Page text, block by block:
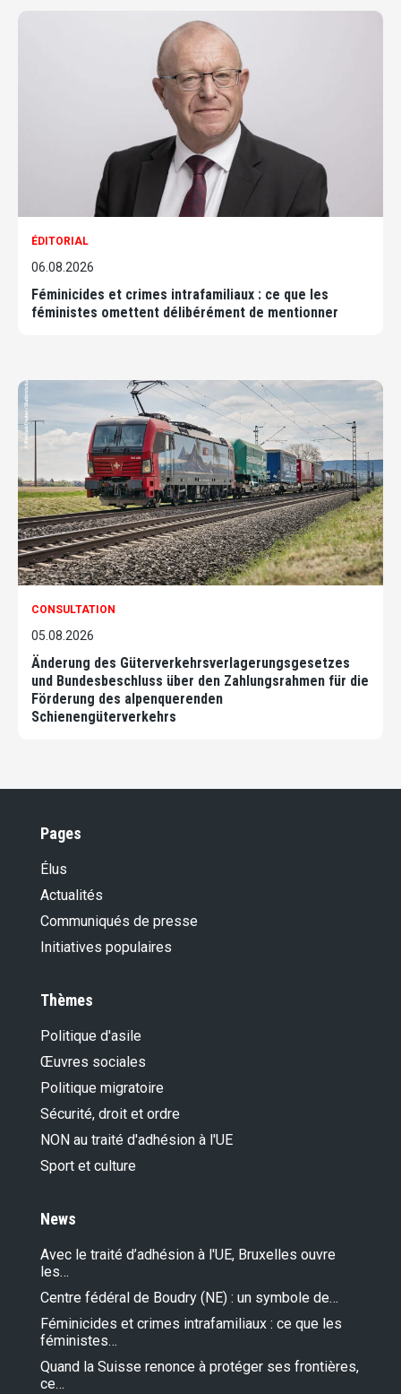
ÉDITORIAL
06.08.2026
Féminicides et crimes intrafamiliaux : ce que les
féministes omettent délibérément de mentionner
CONSULTATION
05.08.2026
Änderung des Güterverkehrsverlagerungsgesetzes
und Bundesbeschluss über den Zahlungsrahmen für die
Förderung des alpenquerenden
Schienengüterverkehrs
Pages
Élus
Actualités
Communiqués de presse
Initiatives populaires
Thèmes
Politique d'asile
Œuvres sociales
Politique migratoire
Sécurité, droit et ordre
NON au traité d'adhésion à l'UE
Sport et culture
News
Avec le traité d’adhésion à l'UE, Bruxelles ouvre
les…
Centre fédéral de Boudry (NE) : un symbole de…
Féminicides et crimes intrafamiliaux : ce que les
féministes…
Quand la Suisse renonce à protéger ses frontières,
ce…